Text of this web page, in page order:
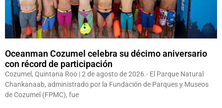
Oceanman Cozumel celebra su décimo aniversario
con récord de participación
Cozumel, Quintana Roo | 2 de agosto de 2026.- El Parque Natural
Chankanaab, administrado por la Fundación de Parques y Museos
de Cozumel (FPMC), fue